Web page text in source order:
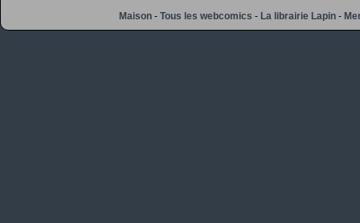
Maison -Tous les webcomics -La librairie Lapin -